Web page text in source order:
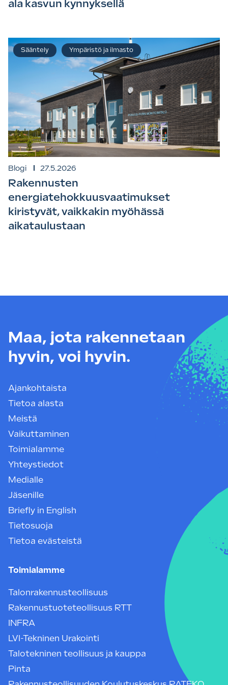
ala kasvun kynnyksellä
Blogi 27.5.2026
Rakennusten
energiatehokkuusvaatimukset
kiristyvät, vaikkakin myöhässä
aikataulustaan
Sääntely Ympäristö ja ilmasto
Maa, jota rakennetaan
hyvin, voi hyvin.
Ajankohtaista
Tietoa alasta
Meistä
Vaikuttaminen
Toimialamme
Yhteystiedot
Medialle
Jäsenille
Briefly in English
Tietosuoja
Tietoa evästeistä
Toimialamme
Talonrakennusteollisuus
Rakennustuoteteollisuus RTT
INFRA
LVI-Tekninen Urakointi
Talotekninen teollisuus ja kauppa
Pinta